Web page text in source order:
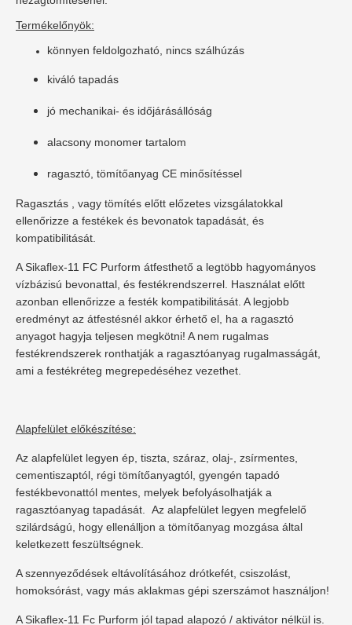
Termékelőnyök:
könnyen feldolgozható, nincs szálhúzás
kiváló tapadás
jó mechanikai- és időjárásállóság
alacsony monomer tartalom
ragasztó, tömítőanyag CE minősítéssel
Ragasztás , vagy tömítés előtt előzetes vizsgálatokkal
ellenőrizze a festékek és bevonatok tapadását, és
kompatibilitását.
A Sikaflex-11 FC Purform átfesthető a legtöbb hagyományos
vízbázisú bevonattal, és festékrendszerrel. Használat előtt
azonban ellenőrizze a festék kompatibilitását. A legjobb
eredményt az átfestésnél akkor érhető el, ha a ragasztó
anyagot hagyja teljesen megkötni! A nem rugalmas
festékrendszerek ronthatják a ragasztóanyag rugalmasságát,
ami a festékréteg megrepedéséhez vezethet.
Alapfelület előkészítése:
Az alapfelület legyen ép, tiszta, száraz, olaj-, zsírmentes,
cementiszaptól, régi tömítőanyagtól, gyengén tapadó
festékbevonattól mentes, melyek befolyásolhatják a
ragasztóanyag tapadását. Az alapfelület legyen megfelelő
szilárdságú, hogy ellenálljon a tömítőanyag mozgása által
keletkezett feszültségnek.
A szennyeződések eltávolításához drótkefét, csiszolást,
homoksórást, vagy más aklakmas gépi szerszámot használjon!
A Sikaflex-11 Fc Purform jól tapad alapozó / aktivátor nélkül is.